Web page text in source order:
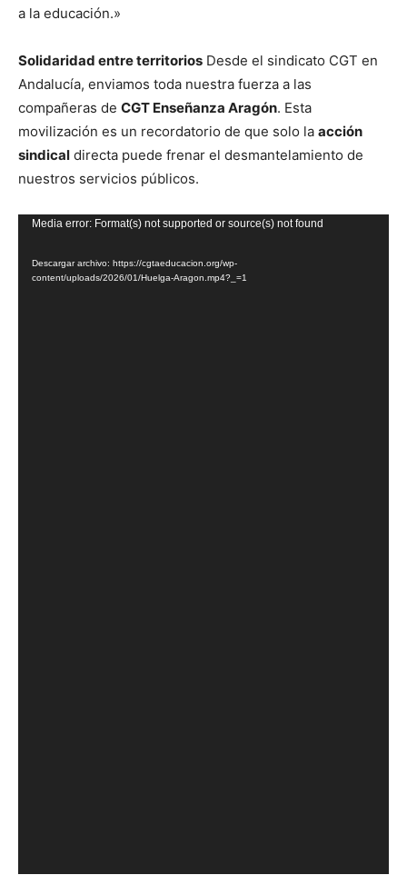
a la educación.»
Solidaridad entre territorios Desde el sindicato CGT en
Andalucía, enviamos toda nuestra fuerza a las
compañeras de CGT Enseñanza Aragón. Esta
movilización es un recordatorio de que solo la acción
sindical directa puede frenar el desmantelamiento de
nuestros servicios públicos.
Reproductor
vídeo
Media error: Format(s) not supported or source(s) not found
Descargar archivo: https://cgtaeducacion.org/wp-
content/uploads/2026/01/Huelga-Aragon.mp4?_=1